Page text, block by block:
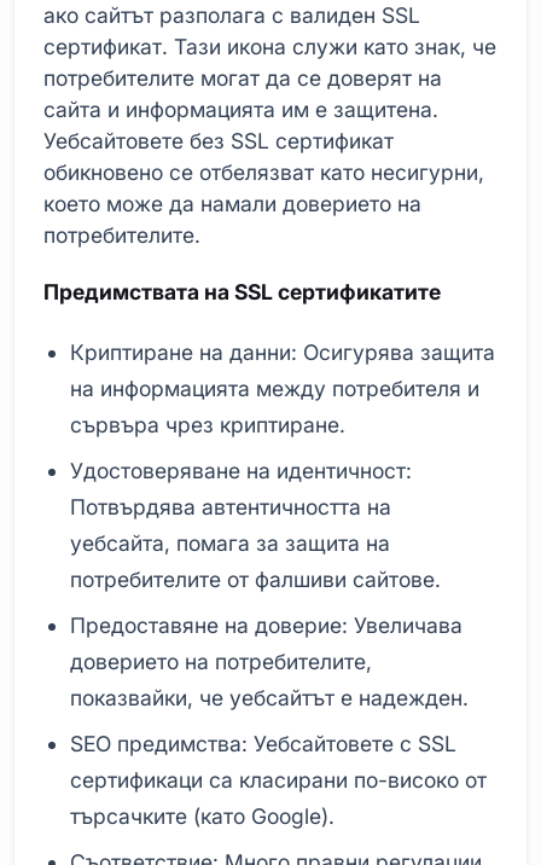
ако сайтът разполага с валиден SSL
сертификат. Тази икона служи като знак, че
потребителите могат да се доверят на
сайта и информацията им е защитена.
Уебсайтовете без SSL сертификат
обикновено се отбелязват като несигурни,
което може да намали доверието на
потребителите.
Предимствата на SSL сертификатите
Криптиране на данни: Осигурява защита
на информацията между потребителя и
сървъра чрез криптиране.
Удостоверяване на идентичност:
Потвърдява автентичността на
уебсайта, помага за защита на
потребителите от фалшиви сайтове.
Предоставяне на доверие: Увеличава
доверието на потребителите,
показвайки, че уебсайтът е надежден.
SEO предимства: Уебсайтовете с SSL
сертификаци са класирани по-високо от
търсачките (като Google).